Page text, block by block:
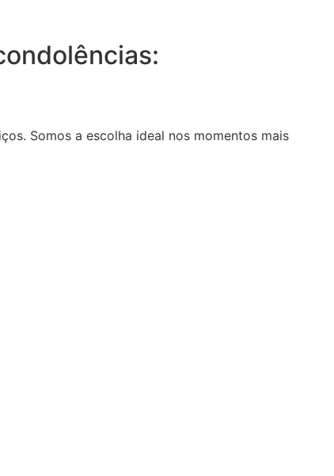
Somos a escolha ideal nos momentos mais